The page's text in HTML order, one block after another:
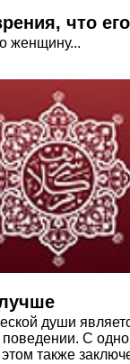
что
женщину...
души
С
также